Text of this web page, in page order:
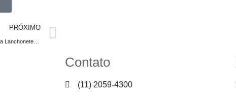
PRÓXIMO
Papel para Hambúrguer Personalizado para Lanchonetes: Qualidade e Personalização em Cada Embalagem
Contato
(11) 2059-4300